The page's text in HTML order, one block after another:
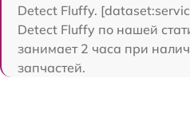
Detect Fluffy.
Detect Fluffy по нашей
занимает 2 часа при
запчастей.